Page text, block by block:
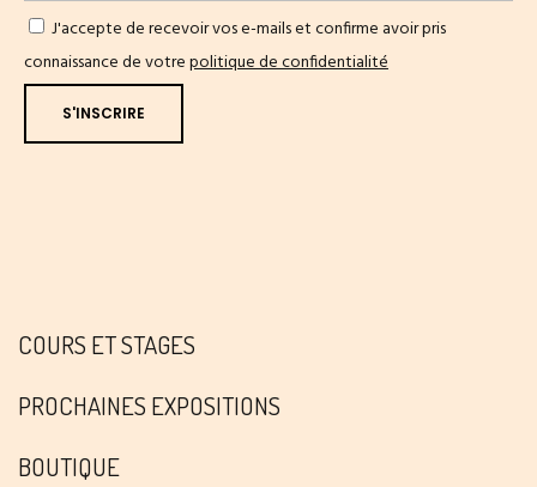
J'accepte de recevoir vos e-mails et confirme avoir pris
connaissance de votrepolitique de confidentialité
COURS ET STAGES
PROCHAINES EXPOSITIONS
BOUTIQUE